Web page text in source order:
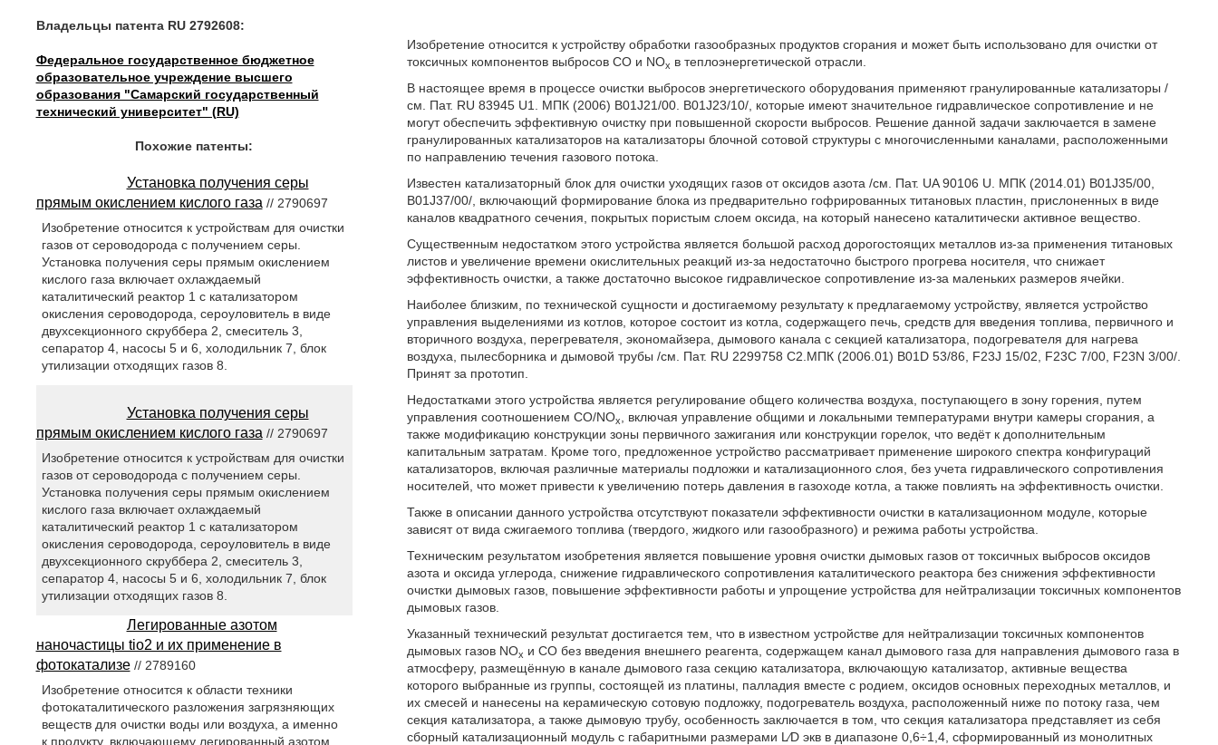
Владельцы патента RU 2792608:
Федеральное государственное бюджетное
образовательное учреждение высшего
образования "Самарский государственный
технический университет" (RU)
Изобретение относится к устройству обработки газообразных продуктов сгорания и может быть использовано для очистки от
токсичных компонентов выбросов CO и NOx в теплоэнергетической отрасли.
В настоящее время в процессе очистки выбросов энергетического оборудования применяют гранулированные катализаторы /
см. Пат. RU 83945 U1. МПК (2006) B01J21/00. B01J23/10/, которые имеют значительное гидравлическое сопротивление и не
могут обеспечить эффективную очистку при повышенной скорости выбросов. Решение данной задачи заключается в замене
гранулированных катализаторов на катализаторы блочной сотовой структуры с многочисленными каналами, расположенными
по направлению течения газового потока.
Известен катализаторный блок для очистки уходящих газов от оксидов азота /см. Пат. UA 90106 U. МПК (2014.01) B01J35/00,
B01J37/00/, включающий формирование блока из предварительно гофрированных титановых пластин, прислоненных в виде
каналов квадратного сечения, покрытых пористым слоем оксида, на который нанесено каталитически активное вещество.
Существенным недостатком этого устройства является большой расход дорогостоящих металлов из-за применения титановых
листов и увеличение времени окислительных реакций из-за недостаточно быстрого прогрева носителя, что снижает
эффективность очистки, а также достаточно высокое гидравлическое сопротивление из-за маленьких размеров ячейки.
Наиболее близким, по технической сущности и достигаемому результату к предлагаемому устройству, является устройство
управления выделениями из котлов, которое состоит из котла, содержащего печь, средств для введения топлива, первичного и
вторичного воздуха, перегревателя, экономайзера, дымового канала с секцией катализатора, подогревателя для нагрева
воздуха, пылесборника и дымовой трубы /см. Пат. RU 2299758 С2.МПК (2006.01) B01D 53/86, F23J 15/02, F23C 7/00, F23N 3/00/.
Принят за прототип.
Недостатками этого устройства является регулирование общего количества воздуха, поступающего в зону горения, путем
управления соотношением СО/NOx
, включая управление общими и локальными температурами внутри камеры сгорания, а
также модификацию конструкции зоны первичного зажигания или конструкции горелок, что ведёт к дополнительным
капитальным затратам. Кроме того, предложенное устройство рассматривает применение широкого спектра конфигураций
катализаторов, включая различные материалы подложки и катализационного слоя, без учета гидравлического сопротивления
носителей, что может привести к увеличению потерь давления в газоходе котла, а также повлиять на эффективность очистки.
Также в описании данного устройства отсутствуют показатели эффективности очистки в катализационном модуле, которые
зависят от вида сжигаемого топлива (твердого, жидкого или газообразного) и режима работы устройства.
Техническим результатом изобретения является повышение уровня очистки дымовых газов от токсичных выбросов оксидов
азота и оксида углерода, снижение гидравлического сопротивления каталитического реактора без снижения эффективности
очистки дымовых газов, повышение эффективности работы и упрощение устройства для нейтрализации токсичных компонентов
дымовых газов.
Указанный технический результат достигается тем, что в известном устройстве для нейтрализации токсичных компонентов
дымовых газов NOx и СО без введения внешнего реагента, содержащем канал дымового газа для направления дымового газа в
атмосферу, размещённую в канале дымового газа секцию катализатора, включающую катализатор, активные вещества
которого выбранные из группы, состоящей из платины, палладия вместе с родием, оксидов основных переходных металлов, и
их смесей и нанесены на керамическую сотовую подложку, подогреватель воздуха, расположенный ниже по потоку газа, чем
секция катализатора, а также дымовую трубу, особенность заключается в том, что секция катализатора представляет из себя
сборный катализационный модуль с габаритными размерами L⁄D экв в диапазоне 0,6÷1,4, сформированный из монолитных
Похожие патенты:
Установка получения серы
прямым окислением кислого газа // 2790697
Изобретение относится к устройствам для очистки
газов от сероводорода с получением серы.
Установка получения серы прямым окислением
кислого газа включает охлаждаемый
каталитический реактор 1 с катализатором
окисления сероводорода, сероуловитель в виде
двухсекционного скруббера 2, смеситель 3,
сепаратор 4, насосы 5 и 6, холодильник 7, блок
утилизации отходящих газов 8.
Установка получения серы
прямым окислением кислого газа // 2790697
Изобретение относится к устройствам для очистки
газов от сероводорода с получением серы.
Установка получения серы прямым окислением
кислого газа включает охлаждаемый
каталитический реактор 1 с катализатором
окисления сероводорода, сероуловитель в виде
двухсекционного скруббера 2, смеситель 3,
сепаратор 4, насосы 5 и 6, холодильник 7, блок
утилизации отходящих газов 8.
Легированные азотом
наночастицы tio2 и их применение в
фотокатализе// 2789160
Изобретение относится к области техники
фотокаталитического разложения загрязняющих
веществ для очистки воды или воздуха, а именно
к продукту, включающему легированный азотом